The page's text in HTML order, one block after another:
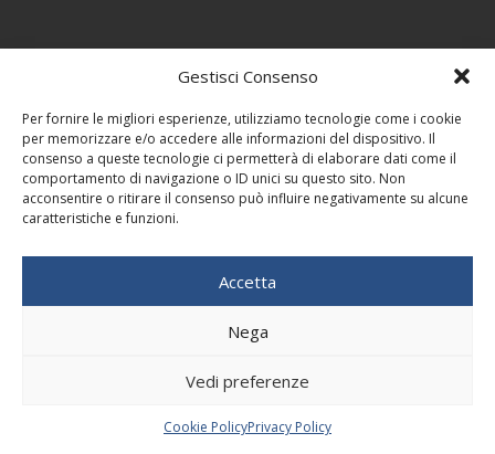
Gestisci Consenso
Per fornire le migliori esperienze, utilizziamo tecnologie come i cookie
per memorizzare e/o accedere alle informazioni del dispositivo. Il
consenso a queste tecnologie ci permetterà di elaborare dati come il
comportamento di navigazione o ID unici su questo sito. Non
acconsentire o ritirare il consenso può influire negativamente su alcune
caratteristiche e funzioni.
Accetta
Nega
Vedi preferenze
Cookie PolicyPrivacy Policy